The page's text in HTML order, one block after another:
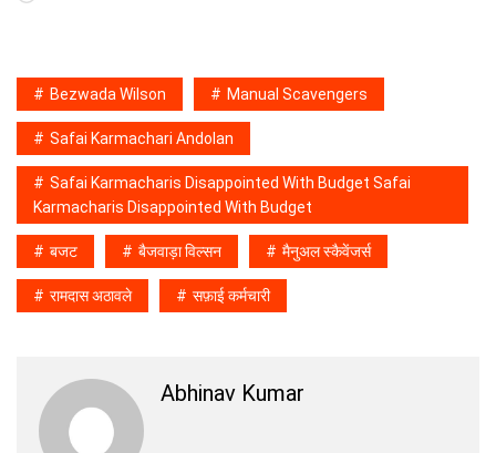
Bezwada Wilson Manual Scavengers
Safai Karmachari Andolan
Safai Karmacharis Disappointed With Budget Safai
Karmacharis Disappointed With Budget
बजट बैजवाड़ा विल्सन मैनुअल स्कैवेंजर्स
रामदास अठावले सफ़ाई कर्मचारी
Abhinav Kumar